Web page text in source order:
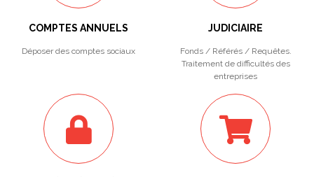
COMPTES ANNUELS
Déposer des comptes sociaux
JUDICIAIRE
Fonds / Référés / Requêtes.
Traitement de difficultés des
entreprises